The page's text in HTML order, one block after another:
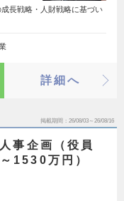
長戦略・人財戦略に基づい
詳細へ
掲載期間 26/08/03～26/08/16
事企画（役員
1530万円）